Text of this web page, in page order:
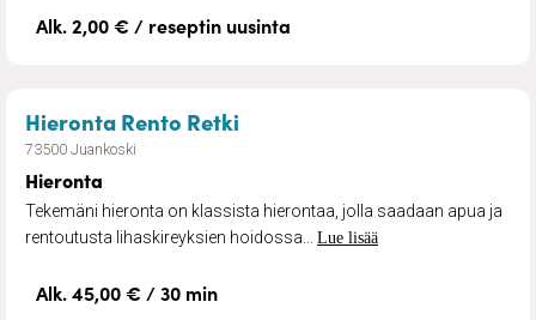
Alk. 2,00 € / reseptin uusinta
Hieronta Rento Retki
73500 Juankoski
Hieronta
Tekemäni hieronta on klassista hierontaa, jolla saadaan apua ja
rentoutusta lihaskireyksien hoidossa... Lue lisää
Alk. 45,00 € / 30 min